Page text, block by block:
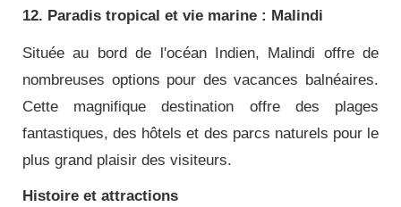
12. Paradis tropical et vie marine : Malindi
Située au bord de l'océan Indien, Malindi offre de
nombreuses options pour des vacances balnéaires.
Cette magnifique destination offre des plages
fantastiques, des hôtels et des parcs naturels pour le
plus grand plaisir des visiteurs.
Histoire et attractions